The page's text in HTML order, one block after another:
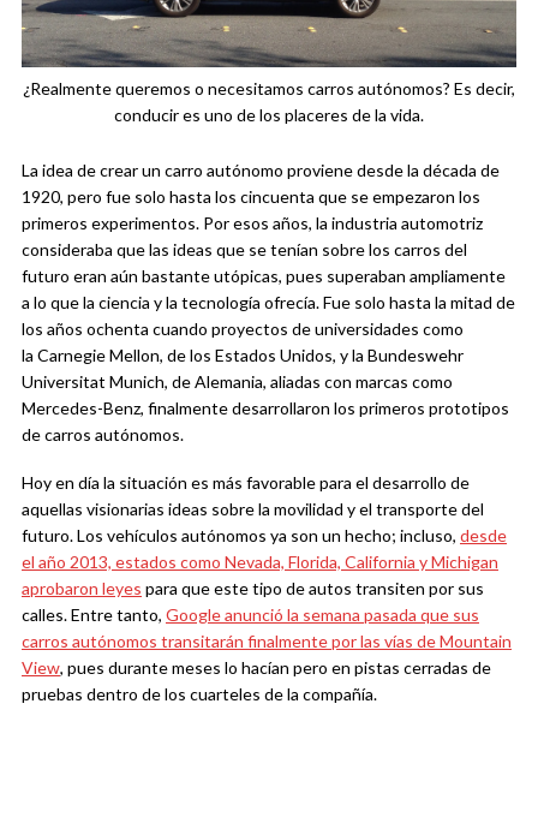
¿Realmente queremos o necesitamos carros autónomos? Es decir,
conducir es uno de los placeres de la vida.
La idea de crear un carro autónomo proviene desde la década de
1920, pero fue solo hasta los cincuenta que se empezaron los
primeros experimentos. Por esos años, la industria automotriz
consideraba que las ideas que se tenían sobre los carros del
futuro eran aún bastante utópicas, pues superaban ampliamente
a lo que la ciencia y la tecnología ofrecía. Fue solo hasta la mitad de
los años ochenta cuando proyectos de universidades como
la Carnegie Mellon, de los Estados Unidos, y la Bundeswehr
Universitat Munich, de Alemania, aliadas con marcas como
Mercedes-Benz, finalmente desarrollaron los primeros prototipos
de carros autónomos.
Hoy en día la situación es más favorable para el desarrollo de
aquellas visionarias ideas sobre la movilidad y el transporte del
futuro. Los vehículos autónomos ya son un hecho; incluso, desde
el año 2013, estados como Nevada, Florida, California y Michigan
aprobaron leyes para que este tipo de autos transiten por sus
calles. Entre tanto, Google anunció la semana pasada que sus
carros autónomos transitarán finalmente por las vías de Mountain
View, pues durante meses lo hacían pero en pistas cerradas de
pruebas dentro de los cuarteles de la compañía.